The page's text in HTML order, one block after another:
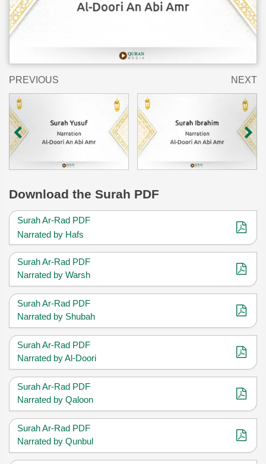
PREVIOUS NEXT
Download the Surah PDF
Surah Ar-Rad PDF
Narrated by Hafs
Surah Ar-Rad PDF
Narrated by Warsh
Surah Ar-Rad PDF
Narrated by Shubah
Surah Ar-Rad PDF
Narrated by Al-Doori
Surah Ar-Rad PDF
Narrated by Qaloon
Surah Ar-Rad PDF
Narrated by Qunbul